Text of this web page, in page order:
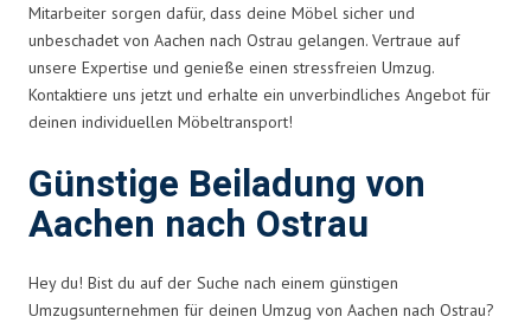
Mitarbeiter sorgen dafür, dass deine Möbel sicher und
unbeschadet von Aachen nach Ostrau gelangen. Vertraue auf
unsere Expertise und genieße einen stressfreien Umzug.
Kontaktiere uns jetzt und erhalte ein unverbindliches Angebot für
deinen individuellen Möbeltransport!
Günstige Beiladung von
Aachen nach Ostrau
Hey du! Bist du auf der Suche nach einem günstigen
Umzugsunternehmen für deinen Umzug von Aachen nach Ostrau?